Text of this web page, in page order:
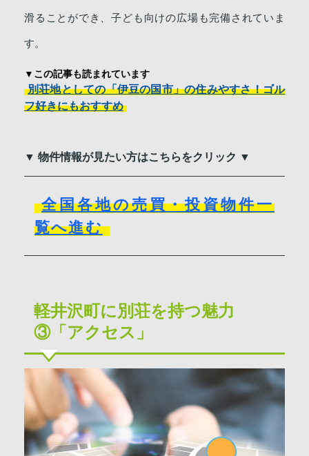
滑ることができ、子ども向けの広場も完備されていま
す。
▼この記事も読まれています
別荘地としての「伊豆の国市」の住みやすさ！ゴル
フ好きにもおすすめ
▼ 物件情報が見たい方はこちらをクリック ▼
全国各地の売買・投資物件一
覧へ進む
軽井沢町に別荘を持つ魅力
③「アクセス」